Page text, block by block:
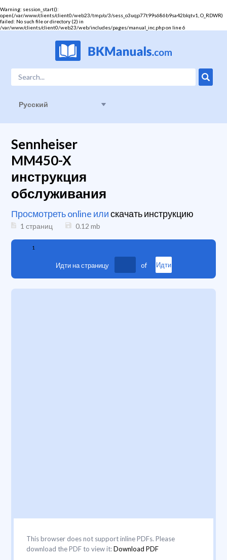
Warning: session_start():
open(/var/www/clients/client0/web23/tmp/o/3/sess_o3uqp77t99s686b9sa42blqtv1, O_RDWR)
failed: No such file or directory (2) in
/var/www/clients/client0/web23/web/includes/pages/manual_inc.phpon line6
Русский
Sennheiser
MM450-X
инструкция
обслуживания
Просмотреть online илискачать инструкцию
1 страниц 0.12 mb
1
Идти на страницу of Идти
This browser does not support inline PDFs. Please
download the PDF to view it:Download PDF